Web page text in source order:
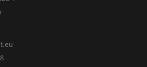
formátoch, farbách a dizajnoch,
pre spoločnosti, ktoré si cenia